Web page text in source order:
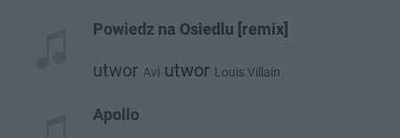
Powiedz na Osiedlu [remix]
utwor Avi utwor Louis Villain
Apollo